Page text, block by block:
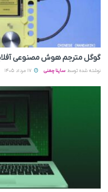
گوگل مترجم هوش مصنوعی
نوشته شده توسط ساینا چمنی